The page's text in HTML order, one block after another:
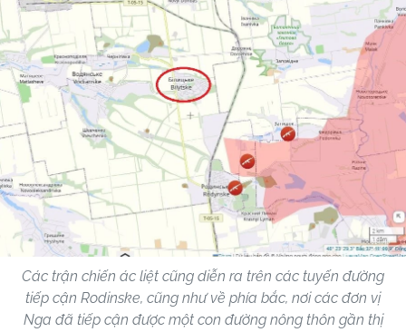
Các trận chiến ác liệt cũng diễn ra trên các tuyến đường
tiếp cận Rodinske, cũng như về phía bắc, nơi các đơn vị
Nga đã tiếp cận được một con đường nông thôn gần thị